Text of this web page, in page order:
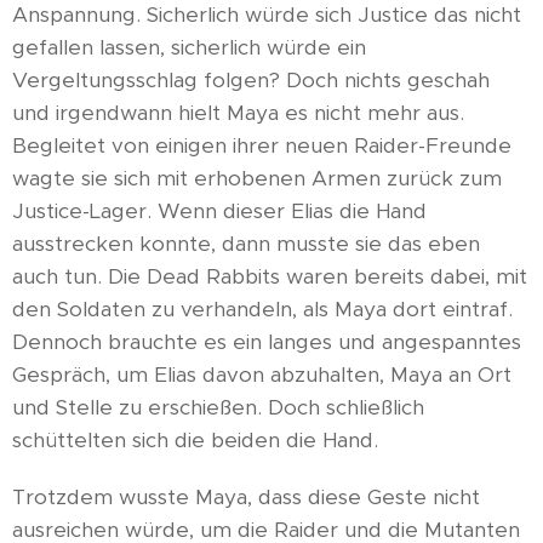
Anspannung. Sicherlich würde sich Justice das nicht
gefallen lassen, sicherlich würde ein
Vergeltungsschlag folgen? Doch nichts geschah
und irgendwann hielt Maya es nicht mehr aus.
Begleitet von einigen ihrer neuen Raider-Freunde
wagte sie sich mit erhobenen Armen zurück zum
Justice-Lager. Wenn dieser Elias die Hand
ausstrecken konnte, dann musste sie das eben
auch tun. Die Dead Rabbits waren bereits dabei, mit
den Soldaten zu verhandeln, als Maya dort eintraf.
Dennoch brauchte es ein langes und angespanntes
Gespräch, um Elias davon abzuhalten, Maya an Ort
und Stelle zu erschießen. Doch schließlich
schüttelten sich die beiden die Hand.
Trotzdem wusste Maya, dass diese Geste nicht
ausreichen würde, um die Raider und die Mutanten